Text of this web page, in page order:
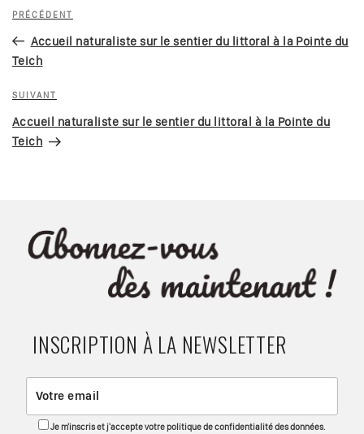
Navigation
l’article
Article
précédent
PRÉCÉDENT
Accueil naturaliste sur le sentier du littoral à la Pointe du
Teich
Article
suivant
SUIVANT
Accueil naturaliste sur le sentier du littoral à la Pointe du
Teich
INSCRIPTION À LA NEWSLETTER
Je m'inscris et j'accepte votre politique de confidentialité des données.